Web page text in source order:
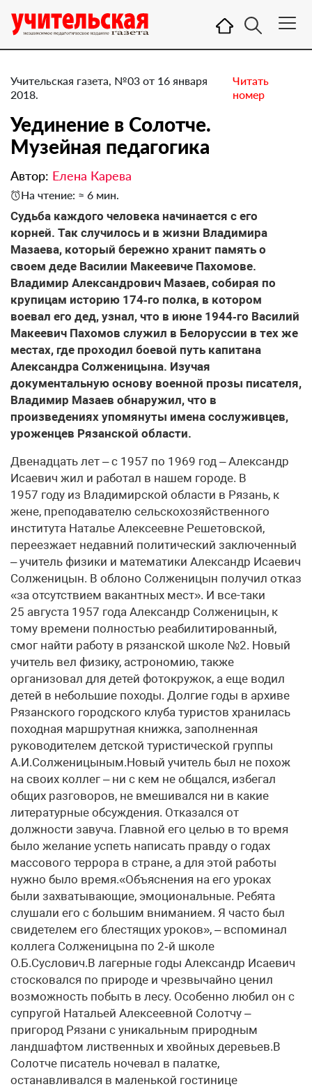
Учительская газета, №03 от 16 января
2018.
Читать
номер
Уединение в Солотче. ​
Музейная педагогика
Автор: Елена Карева
На чтение: ≈ 6 мин.
Судьба каждого человека начинается с его
корней. Так случилось и в жизни Владимира
Мазаева, который бережно хранит память о
своем деде Василии Макеевиче Пахомове.
Владимир Александрович Мазаев, собирая по
крупицам историю 174‑го полка, в котором
воевал его дед, узнал, что в июне 1944‑го Василий
Макеевич Пахомов служил в Белоруссии в тех же
местах, где проходил боевой путь капитана
Александра Солженицына. Изучая
документальную основу военной прозы писателя,
Владимир Мазаев обнаружил, что в
произведениях упомянуты имена сослуживцев,
уроженцев Рязанской области.
Двенадцать лет – с 1957 по 1969 год – Александр
Исаевич жил и работал в нашем городе. В
1957 году из Владимирской области в Рязань, к
жене, преподавателю сельскохозяйственного
института Наталье Алексеевне Решетовской,
переезжает недавний политический заключенный
– учитель физики и математики Александр Исаевич
Солженицын. В облоно Солженицын получил отказ
«за отсутствием вакантных мест». И все-таки
25 августа 1957 года Александр Солженицын, к
тому времени полностью реабилитированный,
смог найти работу в рязанской школе №2. Новый
учитель вел физику, астрономию, также
организовал для детей фотокружок, а еще водил
детей в небольшие походы. Долгие годы в архиве
Рязанского городского клуба туристов хранилась
походная маршрутная книжка, заполненная
руководителем детской туристической группы
А.И.Солженицыным.Новый учитель был не похож
на своих коллег – ни с кем не общался, избегал
общих разговоров, не вмешивался ни в какие
литературные обсуждения. Отказался от
должности завуча. Главной его целью в то время
было желание успеть написать правду о годах
массового террора в стране, а для этой работы
нужно было время.«Объяснения на его уроках
были захватывающие, эмоциональные. Ребята
слушали его с большим вниманием. Я часто был
свидетелем его блестящих уроков», – вспоминал
коллега Солженицына по 2‑й школе
О.Б.Суслович.В лагерные годы Александр Исаевич
стосковался по природе и чрезвычайно ценил
возможность побыть в лесу. Особенно любил он с
супругой Натальей Алексеевной Солотчу –
пригород Рязани с уникальным природным
ландшафтом лиственных и хвойных деревьев.В
Солотче писатель ночевал в палатке,
останавливался в маленькой гостинице